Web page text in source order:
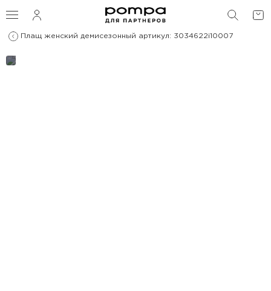
Плащ женский демисезонный артикул: 3034622i10007